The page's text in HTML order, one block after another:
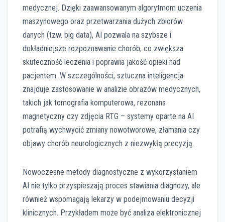
medycznej. Dzięki zaawansowanym algorytmom uczenia
maszynowego oraz przetwarzania dużych zbiorów
danych (tzw. big data), AI pozwala na szybsze i
dokładniejsze rozpoznawanie chorób, co zwiększa
skuteczność leczenia i poprawia jakość opieki nad
pacjentem. W szczególności, sztuczna inteligencja
znajduje zastosowanie w analizie obrazów medycznych,
takich jak tomografia komputerowa, rezonans
magnetyczny czy zdjęcia RTG – systemy oparte na AI
potrafią wychwycić zmiany nowotworowe, złamania czy
objawy chorób neurologicznych z niezwykłą precyzją.
Nowoczesne metody diagnostyczne z wykorzystaniem
AI nie tylko przyspieszają proces stawiania diagnozy, ale
również wspomagają lekarzy w podejmowaniu decyzji
klinicznych. Przykładem może być analiza elektronicznej